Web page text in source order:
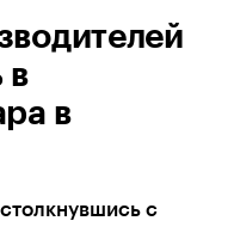
в
в
с